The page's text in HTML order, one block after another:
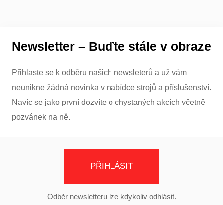
Newsletter – Buďte stále v obraze
Přihlaste se k odběru našich newsleterů a už vám
neunikne žádná novinka v nabídce strojů a příslušenství.
Navíc se jako první dozvíte o chystaných akcích včetně
pozvánek na ně.
PŘIHLÁSIT
Odběr newsletteru lze kdykoliv odhlásit.